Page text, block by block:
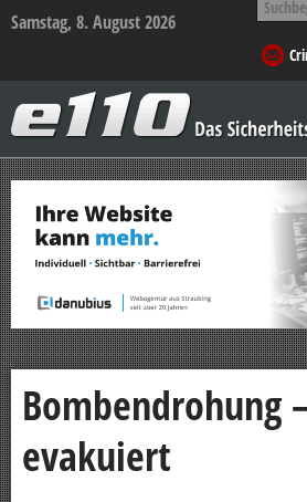
Samstag, 8. August 2026
nach:
–
Das
Sicherheitsportal
Zum
Inhalt
springen
Bombendrohung
evakuiert